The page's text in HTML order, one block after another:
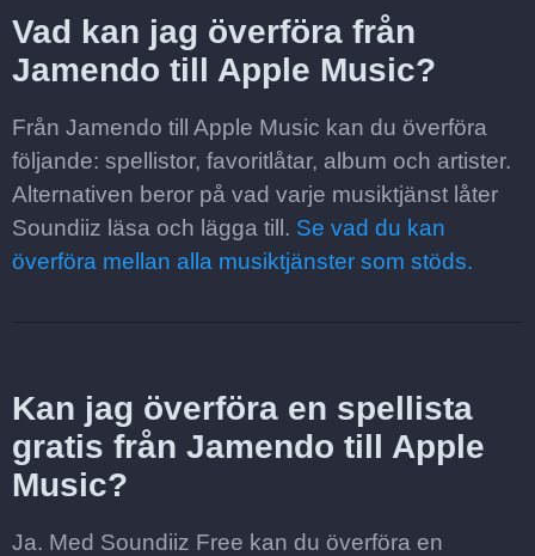
Vad kan jag överföra från
Jamendo till Apple Music?
Från Jamendo till Apple Music kan du överföra
följande: spellistor, favoritlåtar, album och artister.
Alternativen beror på vad varje musiktjänst låter
Soundiiz läsa och lägga till. Se vad du kan
överföra mellan alla musiktjänster som stöds.
Kan jag överföra en spellista
gratis från Jamendo till Apple
Music?
Ja. Med Soundiiz Free kan du överföra en